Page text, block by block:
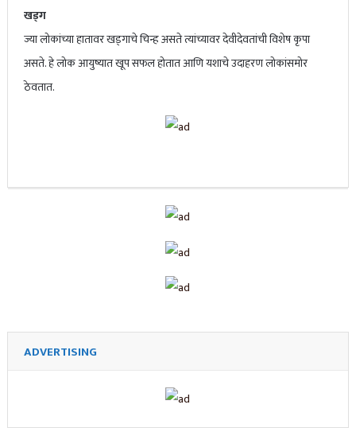
खड्ग
ज्या लोकांच्या हातावर खड्गाचे चिन्ह असते त्यांच्यावर देवीदेवतांची विशेष कृपा
असते. हे लोक आयुष्यात खूप सफल होतात आणि यशाचे उदाहरण लोकांसमोर
ठेवतात.
ADVERTISING